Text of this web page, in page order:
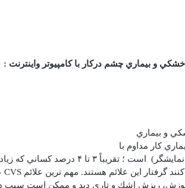
و بيماري چشم دركار با كامپيوتر واينترنت :
و بيماري
كار مداوم با
است ؛ تقريباً ۳ تا ۴ درصد كساني كه زياد با
گرفتار اين علائم هستند. مهم ترين علائم CVS
ريزش اشك و تاري ديد و ممكن است سبب درد